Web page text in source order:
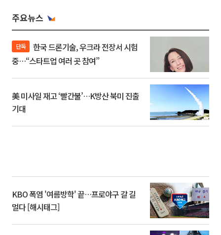
주요뉴스
단독
중…“스타트업 여러 곳 참여”
美 미사일 재고 ‘빨간불’…K방산 북미 진출
기대
KBO 폭염 '여름방학' 끝…프로야구 갈 길
멀다 [해시태그]